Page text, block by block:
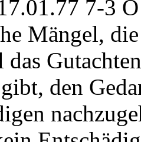
7-3
Mängel, die
das
den